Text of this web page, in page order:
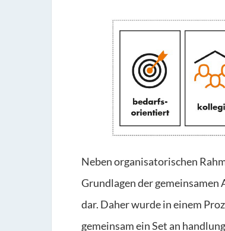
Neben organisatorischen
Grundlagen der gemeinsamen
dar. Daher wurde in einem
gemeinsam ein Set an